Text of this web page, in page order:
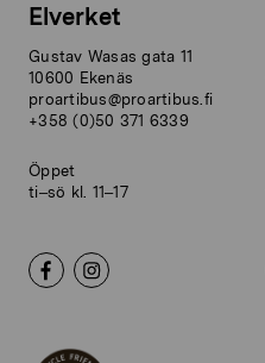
Elverket
Gustav Wasas gata 11
10600 Ekenäs
proartibus@proartibus.fi
+358 (0)50 371 6339
Öppet
ti–sö kl. 11–17